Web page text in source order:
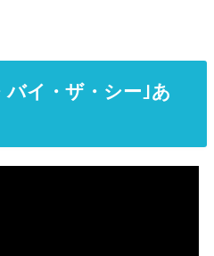
バイ・ザ・シー｣あ